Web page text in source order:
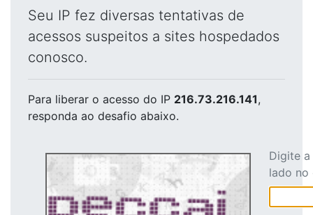
Seu IP fez diversas tentativas de
acessos suspeitos a sites hospedados
conosco.
Para liberar o acesso do IP 216.73.216.141,
responda ao desafio abaixo.
Digite
lado no